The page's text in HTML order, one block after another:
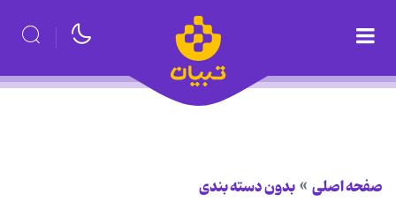
صفحه اصلی بدون دسته بندی